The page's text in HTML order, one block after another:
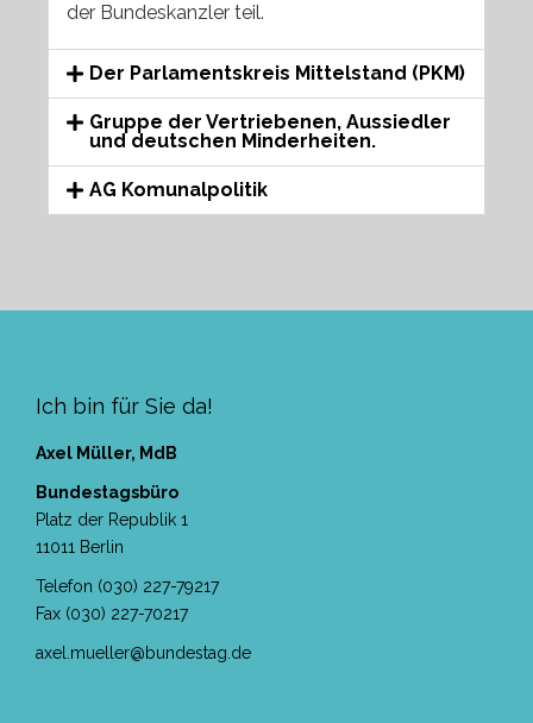
der Bundeskanzler teil.
Der Parlamentskreis Mittelstand (PKM)
Gruppe der Vertriebenen, Aussiedler
und deutschen Minderheiten.
AG Komunalpolitik
Ich bin für Sie da!
Axel Müller, MdB
Bundestagsbüro
Platz der Republik 1
11011 Berlin
Telefon (030) 227-79217
Fax (030) 227-70217
axel.mueller@bundestag.de